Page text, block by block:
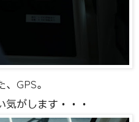
GPS。
気がします・・・